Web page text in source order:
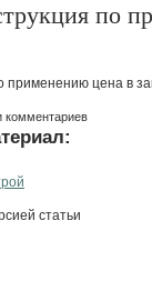
по
применению цена в
комментариев
статьи